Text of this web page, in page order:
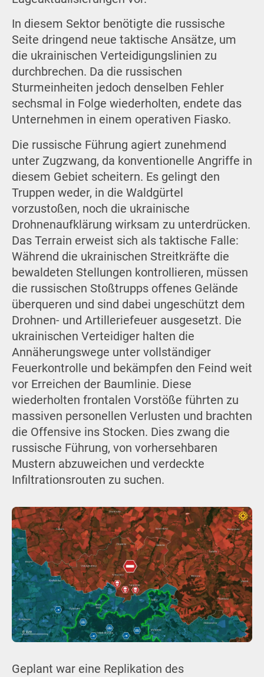
In diesem Sektor benötigte die russische
Seite dringend neue taktische Ansätze, um
die ukrainischen Verteidigungslinien zu
durchbrechen. Da die russischen
Sturmeinheiten jedoch denselben Fehler
sechsmal in Folge wiederholten, endete das
Unternehmen in einem operativen Fiasko.
Die russische Führung agiert zunehmend
unter Zugzwang, da konventionelle Angriffe in
diesem Gebiet scheitern. Es gelingt den
Truppen weder, in die Waldgürtel
vorzustoßen, noch die ukrainische
Drohnenaufklärung wirksam zu unterdrücken.
Das Terrain erweist sich als taktische Falle:
Während die ukrainischen Streitkräfte die
bewaldeten Stellungen kontrollieren, müssen
die russischen Stoßtrupps offenes Gelände
überqueren und sind dabei ungeschützt dem
Drohnen- und Artilleriefeuer ausgesetzt. Die
ukrainischen Verteidiger halten die
Annäherungswege unter vollständiger
Feuerkontrolle und bekämpfen den Feind weit
vor Erreichen der Baumlinie. Diese
wiederholten frontalen Vorstöße führten zu
massiven personellen Verlusten und brachten
die Offensive ins Stocken. Dies zwang die
russische Führung, von vorhersehbaren
Mustern abzuweichen und verdeckte
Infiltrationsrouten zu suchen.
Geplant war eine Replikation des